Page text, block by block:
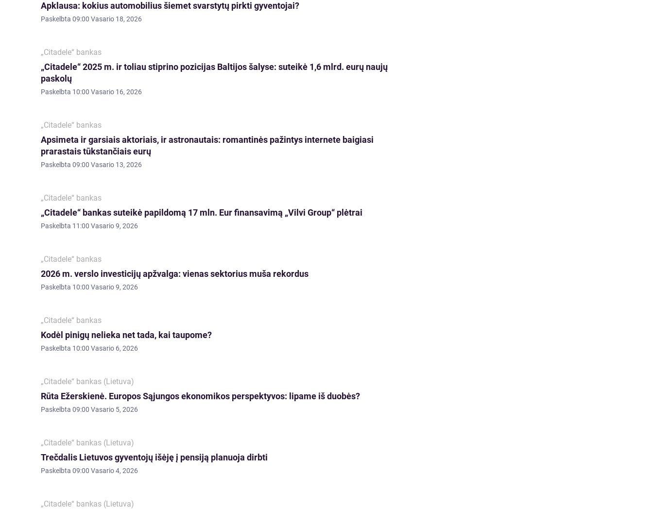
Apklausa: kokius automobilius šiemet svarstytų pirkti gyventojai?
Paskelbta 09:00 Vasario 18, 2026
„Citadele“ bankas
„Citadele“ 2025 m. ir toliau stiprino pozicijas Baltijos šalyse: suteikė 1,6 mlrd. eurų naujų
paskolų
Paskelbta 10:00 Vasario 16, 2026
„Citadele“ bankas
Apsimeta ir garsiais aktoriais, ir astronautais: romantinės pažintys internete baigiasi
prarastais tūkstančiais eurų
Paskelbta 09:00 Vasario 13, 2026
„Citadele“ bankas
„Citadele“ bankas suteikė papildomą 17 mln. Eur finansavimą „Vilvi Group“ plėtrai
Paskelbta 11:00 Vasario 9, 2026
„Citadele“ bankas
2026 m. verslo investicijų apžvalga: vienas sektorius muša rekordus
Paskelbta 10:00 Vasario 9, 2026
„Citadele“ bankas
Kodėl pinigų nelieka net tada, kai taupome?
Paskelbta 10:00 Vasario 6, 2026
„Citadele“ bankas (Lietuva)
Rūta Ežerskienė. Europos Sąjungos ekonomikos perspektyvos: lipame iš duobės?
Paskelbta 09:00 Vasario 5, 2026
„Citadele“ bankas (Lietuva)
Trečdalis Lietuvos gyventojų išėję į pensiją planuoja dirbti
Paskelbta 09:00 Vasario 4, 2026
„Citadele“ bankas (Lietuva)